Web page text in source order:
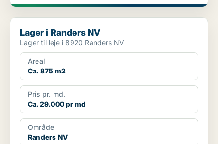
Lager i Randers NV
Lager i Randers NV
Lager til leje i 8920 Randers NV
Areal
Ca. 875 m2
Pris pr. md.
Ca. 29.000 pr md
Område
Randers NV